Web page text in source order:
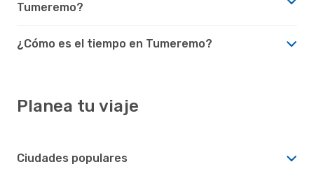
Tumeremo?
¿Cómo es el tiempo en Tumeremo?
Planea tu viaje
Ciudades populares